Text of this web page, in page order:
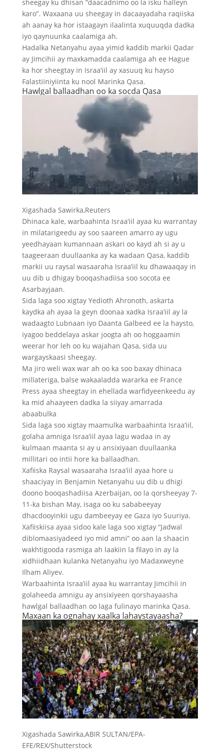
sheegay ku dhisan “daacadnimo oo la isku halleyn
karo”. Waxaana uu sheegay in dacaayadaha raqiiska
ah aanay ka hor istaagayn ilaalinta xuquuqda dadka
iyo qaynuunka caalamiga ah.
Hadalka Netanyahu ayaa yimid kaddib markii Qadar
ay Jimcihii ay maxkamadda caalamiga ah ee Hague
ka hor sheegtay in Israa’iil ay xasuuq ku hayso
Falastiiniyiinta ku nool Marinka Qasa.
Hawlgal ballaadhan oo ka socda Qasa
Xigashada Sawirka,Reuters
Dhinaca kale, warbaahinta Israa’iil ayaa ku warrantay
in milatarigeedu ay soo saareen amarro ay ugu
yeedhayaan kumannaan askari oo kayd ah si ay u
taageeraan duullaanka ay ka wadaan Qasa, kaddib
markii uu raysal wasaaraha Israa’iil ku dhawaaqay in
uu dib u dhigay booqashadiisa soo socota ee
Asarbayjaan.
Sida laga soo xigtay Yedioth Ahronoth, askarta
kaydka ah ayaa la geyn doonaa xadka Israa’iil ay la
wadaagto Lubnaan iyo Daanta Galbeed ee la haysto,
iyagoo beddelaya askar joogta ah oo hoggaamin
weerar hor leh oo ku wajahan Qasa, sida uu
wargayskaasi sheegay.
Ma jiro weli wax war ah oo ka soo baxay dhinaca
millateriga, balse wakaaladda wararka ee France
Press ayaa sheegtay in ehellada warfidyeenkeedu ay
ka mid ahaayeen dadka la siiyay amarrada
abaabulka
Sida laga soo xigtay maamulka warbaahinta Israa’iil,
golaha amniga Israa’iil ayaa lagu wadaa in ay
kulmaan maanta si ay u ansixiyaan duullaanka
millitari oo intii hore ka ballaadhan.
Xafiiska Raysal wasaaraha Israa’iil ayaa hore u
shaaciyay in Benjamin Netanyahu uu dib u dhigi
doono booqashadiisa Azerbaijan, oo la qorsheeyay 7-
11-ka bishan May, isaga oo ku sababeeyay
dhacdooyinkii ugu dambeeyay ee Gaza iyo Suuriya.
Xafiiskiisa ayaa sidoo kale laga soo xigtay “Jadwal
diblomaasiyadeed iyo mid amni” oo aan la shaacin
wakhtigooda rasmiga ah laakiin la filayo in ay la
xidhiidhaan kulanka Netanyahu iyo Madaxweyne
Ilham Aliyev.
Warbaahinta Israa’iil ayaa ku warrantay Jimcihii in
golaheeda amnigu ay ansixiyeen qorshayaasha
hawlgal ballaadhan oo laga fulinayo marinka Qasa.
Maxaan ka ognahay xaalka lahaystayaasha?
Xigashada Sawirka,ABIR SULTAN/EPA-
EFE/REX/Shutterstock